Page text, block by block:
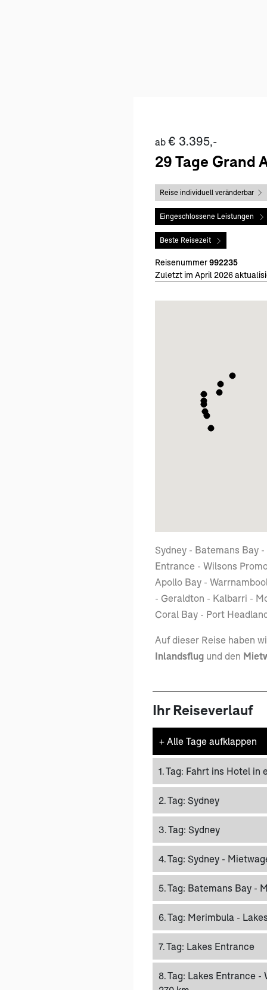
ab € 3.395,-
29 Tage Grand
Reise individuell veränderbar
Eingeschlossene Leistungen
Beste Reisezeit
Reisenummer992235
Zuletzt im April 2026
Sydney - Batemans Bay
Entrance - Wilsons
Apollo Bay -
- Geraldton - Kalbarri -
Coral Bay - Port
Auf dieser Reise haben
Inlandsflug und den
Ihr Reiseverlauf
+ Alle Tage aufklappen
1. Tag: Fahrt ins Hotel in
2. Tag: Sydney
3. Tag: Sydney
4. Tag: Sydney -
5. Tag: Batemans Bay -
6. Tag: Merimbula -
7. Tag: Lakes Entrance
8. Tag: Lakes Entrance -